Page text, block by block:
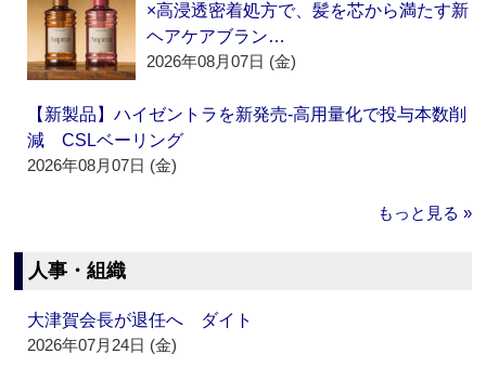
×高浸透密着処方で、髪を芯から満たす新
ヘアケアブラン…
2026年08月07日 (金)
【新製品】ハイゼントラを新発売‐高用量化で投与本数削
減 CSLベーリング
2026年08月07日 (金)
もっと見る »
人事・組織
大津賀会長が退任へ ダイト
2026年07月24日 (金)